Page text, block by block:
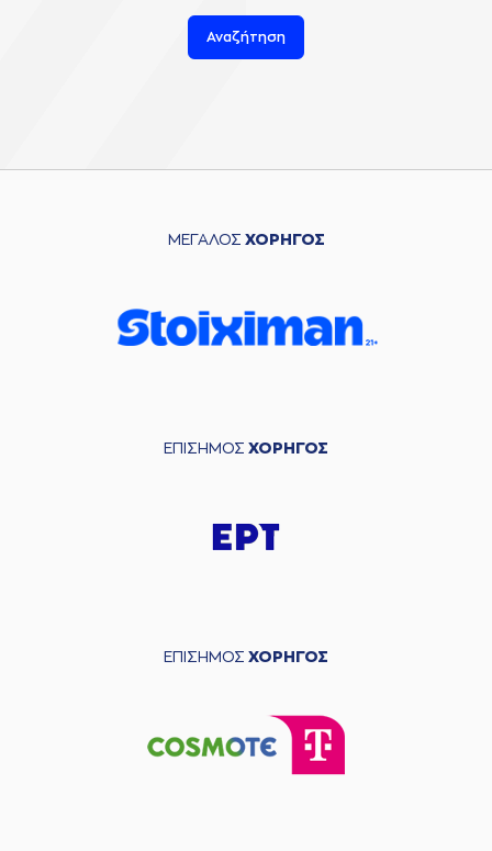
Αναζήτηση
ΜΕΓΑΛΟΣ ΧΟΡΗΓΟΣ
ΕΠΙΣΗΜΟΣ ΧΟΡΗΓΟΣ
ΕΠΙΣΗΜΟΣ ΧΟΡΗΓΟΣ